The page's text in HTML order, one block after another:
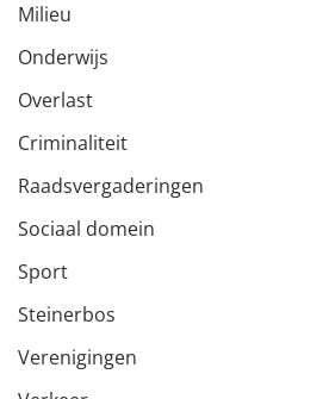
Milieu
Onderwijs
Overlast
Criminaliteit
Raadsvergaderingen
Sociaal domein
Sport
Steinerbos
Verenigingen